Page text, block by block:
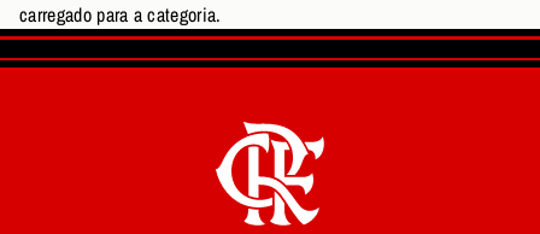
carregado para a categoria.